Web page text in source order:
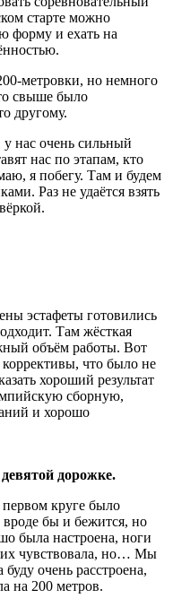
старте можно
форму и ехать на
метровки, но немного
свыше было
другому.
у нас очень сильный
нас по этапам, кто
я побегу. Там и будем
Раз не удаётся взять
эстафеты готовились
Там жёсткая
объём работы. Вот
что было не
хороший результат
сборную,
и хорошо
дорожке.
круге было
вроде бы и бежится, но
была настроена, ноги
чувствовала, но… Мы
очень расстроена,
на 200 метров.